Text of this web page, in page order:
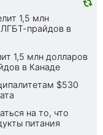
1,5 млн
ЛГБТ-прайдов в
1,5 млн долларов
в Канаде
$530
на то, что
питания